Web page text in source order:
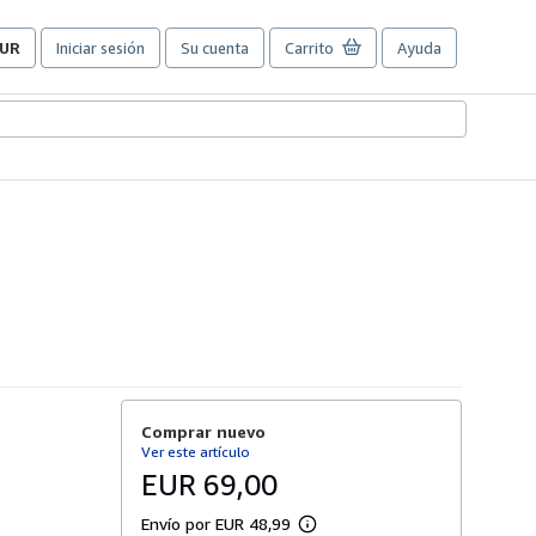
Iniciar sesión Su cuenta Carrito Ayuda
Comprar nuevo
Ver este artículo
EUR 69,00
Envío por EUR 48,99
M